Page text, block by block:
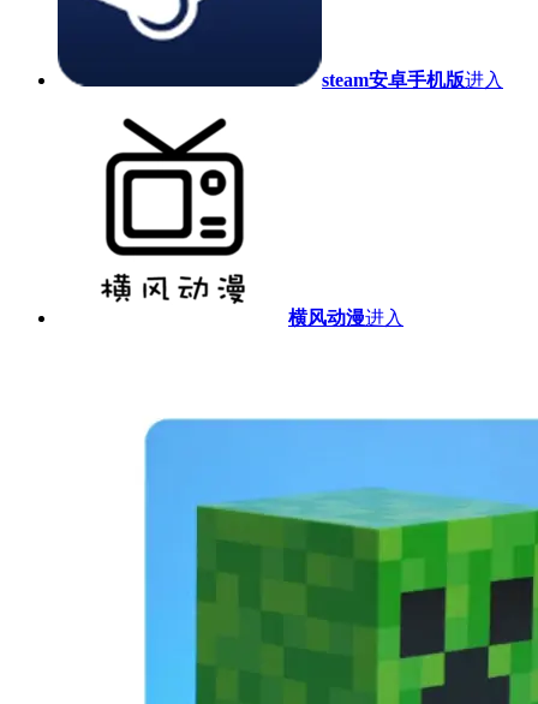
steam安卓手机版进入
横风动漫进入